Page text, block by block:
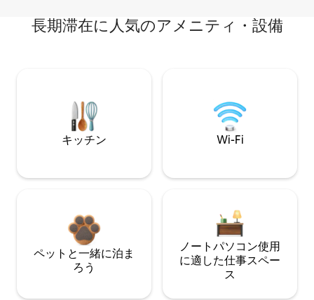
長期滞在に人気のアメニティ・設備
キッチン Wi-Fi
ペットと一緒に泊ま
ろう
ノートパソコン使用
に適した仕事スペー
ス